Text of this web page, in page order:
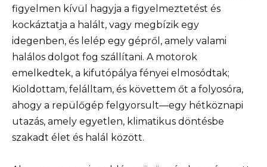
figyelmen kívül hagyja a figyelmeztetést és
kockáztatja a halált, vagy megbízik egy
idegenben, és lelép egy gépről, amely valami
halálos dolgot fog szállítani. A motorok
emelkedtek, a kifutópálya fényei elmosódtak;
Kioldottam, felálltam, és követtem őt a folyosóra,
ahogy a repülőgép felgyorsult—egy hétköznapi
utazás, amely egyetlen, klimatikus döntésbe
szakadt élet és halál között.